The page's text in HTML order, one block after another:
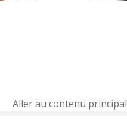
Aller au contenu principal